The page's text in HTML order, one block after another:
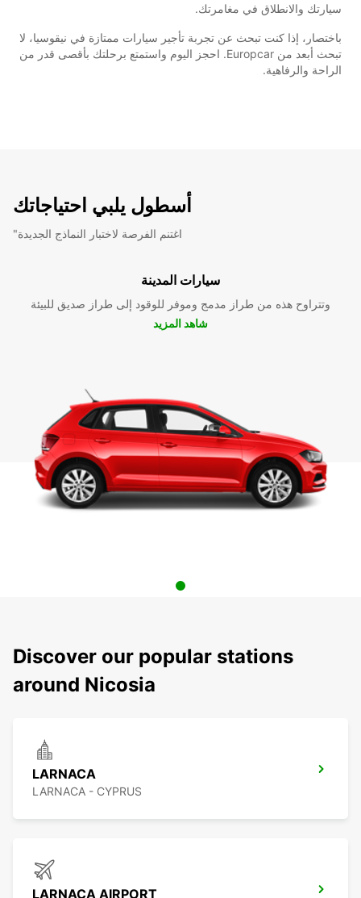
سيارتك والانطلاق في مغامرتك.
باختصار، إذا كنت تبحث عن تجربة تأجير سيارات ممتازة في نيقوسيا، لا
تبحث أبعد من Europcar. احجز اليوم واستمتع برحلتك بأقصى قدر من
الراحة والرفاهية.
أسطول يلبي احتياجاتك
"اغتنم الفرصة لاختبار النماذج الجديدة
سيارات المدينة
وتتراوح هذه من طراز مدمج وموفر للوقود إلى طراز صديق للبيئة
شاهد المزيد
Discover our popular stations
around Nicosia
LARNACA
LARNACA - CYPRUS
LARNACA AIRPORT